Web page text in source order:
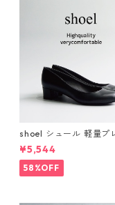
shoel シュール 軽量プ
パンプス now235
¥5,544
58%OFF